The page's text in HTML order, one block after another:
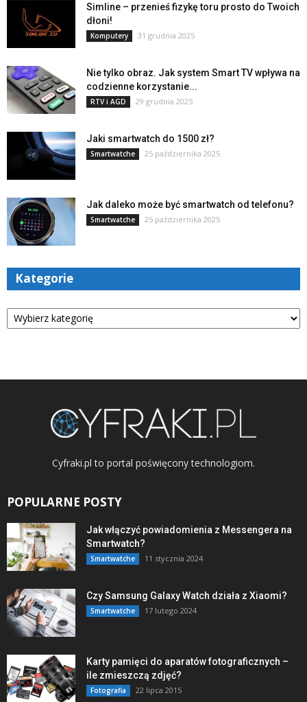
Simline – przenieś fizykę toru prosto do Twoich
dłoni!
Komputery 31 grudnia 2025
Nie tylko obraz. Jak system Smart TV wpływa na
codzienne korzystanie...
RTV i AGD 29 grudnia 2025
Jaki smartwatch do 1500 zł?
Smartwatche 25 października 2025
Jak daleko może być smartwatch od telefonu?
Smartwatche 25 października 2025
Kategorie
Kategorie
Cyfraki.pl to portal poświęcony technologiom.
POPULARNE POSTY
Jak włączyć powiadomienia z Messengera na
Smartwatch?
Smartwatche 11 stycznia 2024
Czy Samsung Galaxy Watch działa z Xiaomi?
Smartwatche 17 lutego 2024
Karty pamięci do aparatów fotograficznych –
ile zmieszczą zdjęć?
Fotografia 22 lipca 2015